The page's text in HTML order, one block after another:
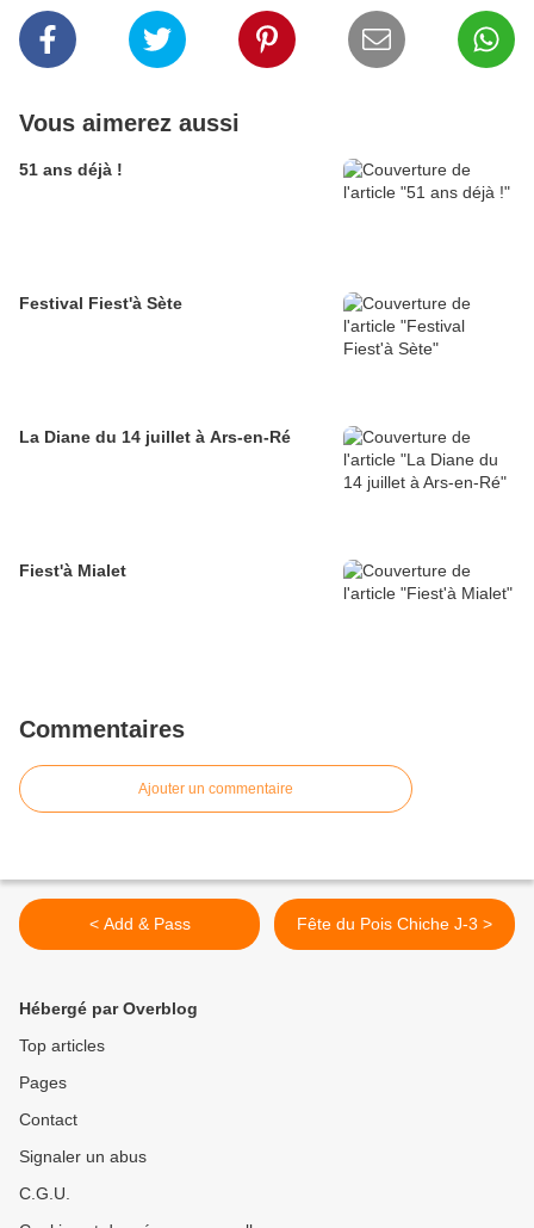
Vous aimerez aussi
51 ans déjà !
Festival Fiest'à Sète
La Diane du 14 juillet à Ars-en-Ré
Fiest'à Mialet
Commentaires
Ajouter un commentaire
< Add & Pass Fête du Pois Chiche J-3 >
Hébergé par Overblog
Top articles
Pages
Contact
Signaler un abus
C.G.U.